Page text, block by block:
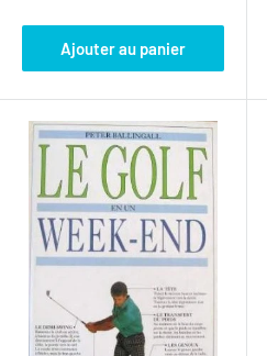
Ajouter au panier